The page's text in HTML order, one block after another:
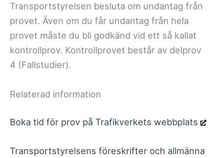
Transportstyrelsen besluta om undantag från
provet. Även om du får undantag från hela
provet måste du bli godkänd vid ett så kallat
kontrollprov. Kontrollprovet består av delprov
4 (Fallstudier).
Relaterad information
Boka tid för prov på Trafikverkets webbplats
Transportstyrelsens föreskrifter och allmänna